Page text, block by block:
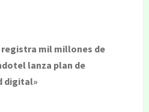
registra mil millones de
lanza plan de
digital»